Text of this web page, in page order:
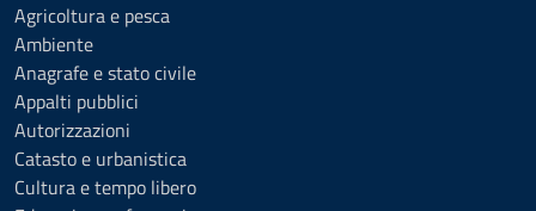
Agricoltura e pesca
Ambiente
Anagrafe e stato civile
Appalti pubblici
Autorizzazioni
Catasto e urbanistica
Cultura e tempo libero